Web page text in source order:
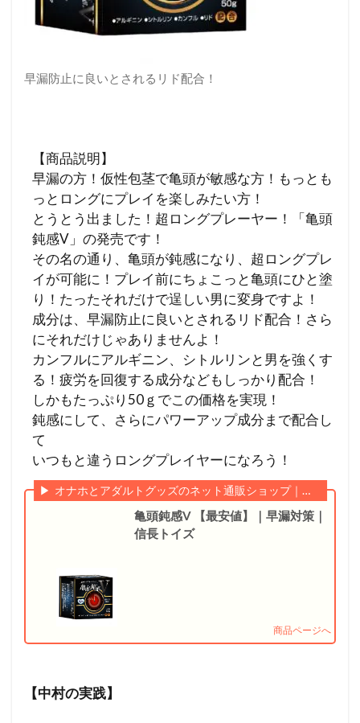
早漏防止に良いとされるリド配合！
【商品説明】
早漏の方！仮性包茎で亀頭が敏感な方！もっとも
っとロングにプレイを楽しみたい方！
とうとう出ました！超ロングプレーヤー！「亀頭
鈍感V」の発売です！
その名の通り、亀頭が鈍感になり、超ロングプレ
イが可能に！プレイ前にちょこっと亀頭にひと塗
り！たったそれだけで逞しい男に変身ですよ！
成分は、早漏防止に良いとされるリド配合！さら
にそれだけじゃありませんよ！
カンフルにアルギニン、シトルリンと男を強くす
る！疲労を回復する成分などもしっかり配合！
しかもたっぷり50ｇでこの価格を実現！
鈍感にして、さらにパワーアップ成分まで配合し
て
いつもと違うロングプレイヤーになろう！
オナホとアダルトグッズのネット通販ショップ｜信長トイズ
亀頭鈍感V 【最安値】｜早漏対策｜
信長トイズ
【中村の実践】